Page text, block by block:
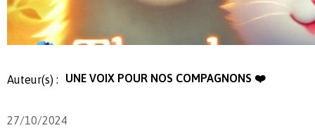
Auteur(s) : UNE VOIX POUR NOS COMPAGNONS ❤️
27/10/2024